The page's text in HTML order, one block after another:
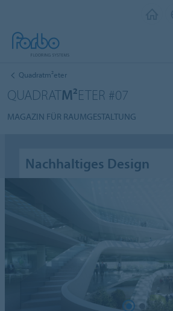
Quadratm²eter
QUADRATM²ETER #07
MAGAZIN FÜR RAUMGESTALTUNG
Nachhaltiges Design